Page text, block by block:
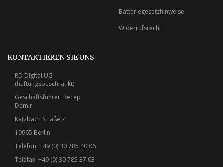
Batteriegesetzhinweise
Widerrufsrecht
KONTAKTIEREN SIE UNS
RD Digital UG
(haftungsbeschränkt)
Geschäftsführer: Recep
Demir
Katzbach Straße 7
10965 Berlin
Telefon: +49 (0) 30 785 40 06
Telefax: +49 (0) 30 785 37 03